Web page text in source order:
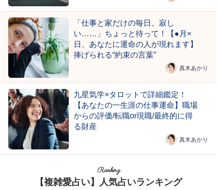
「仕事と家だけの毎日。寂し
い……」ちょっと待って！【●月×
日、あなたに運命の人が現れます】
捧げられる“約束の言葉”
真木あかり
九星気学×タロットで詳細鑑定！
【あなたの一生涯の仕事運命】職場
からの評価/転職or現職/最終的に得
る財産
真木あかり
Ranking
【複雑愛占い】人気占いランキング